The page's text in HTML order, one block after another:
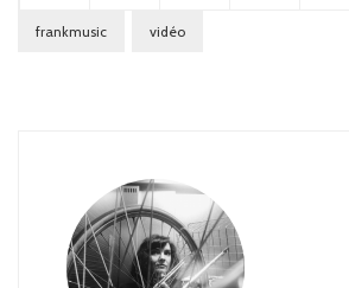
frankmusic vidéo